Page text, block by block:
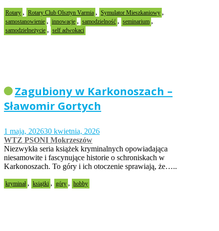
Rotary , Rotary Club Olsztyn Varmia , Symulator Mieszkaniowy ,
samostanowienie , innowacje , samodzielność , seminarium ,
samodzielneżycie , self adwokaci
Zagubiony w Karkonoszach –
Sławomir Gortych
1 maja, 202630 kwietnia, 2026
WTZ PSONI Mokrzeszów
Niezwykła seria książek kryminalnych opowiadająca
niesamowite i fascynujące historie o schroniskach w
Karkonoszach. To góry i ich otoczenie sprawiają, że…..
kryminał , książki , góry , hobby